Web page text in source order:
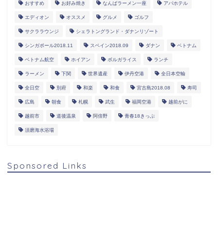
おすすめ お好み焼き なんばラーメン一座 アパホテル
エディオン オススメ グルメ ゴルフ
サクララウンジ シェラトングランド・ダナンリゾート
シンガポール2018.11 スペイン2018.09 ダナン ベトナム
ベトナム航空 ホイアン ボルガライス ランチ
ラーメン 下関 世界遺産 伊丹空港 全日本空輸
全日空 別府 和楽 和食 宮古島2018.08 寿司
広島 朝食 札幌 武生 福岡空港 越前がに
越前市 道後温泉 阿倍野 青春18きっぷ
須磨海水浴場
Sponsored Links